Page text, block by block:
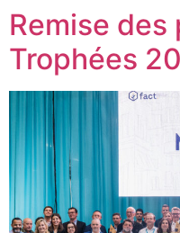
Remise des
Trophées